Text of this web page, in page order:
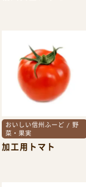
おいしい信州ふーど / 野
菜・果実
加工用トマト